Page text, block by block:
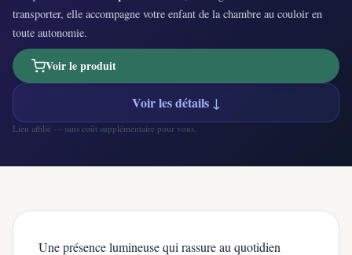
transporter, elle accompagne votre enfant de la chambre au couloir en
toute autonomie.
Voir le produit
Voir les détails ↓
Lien affilié — sans coût supplémentaire pour vous.
Une présence lumineuse qui rassure au quotidien